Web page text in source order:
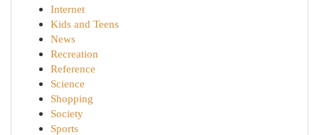
Internet
Kids and Teens
News
Recreation
Reference
Science
Shopping
Society
Sports